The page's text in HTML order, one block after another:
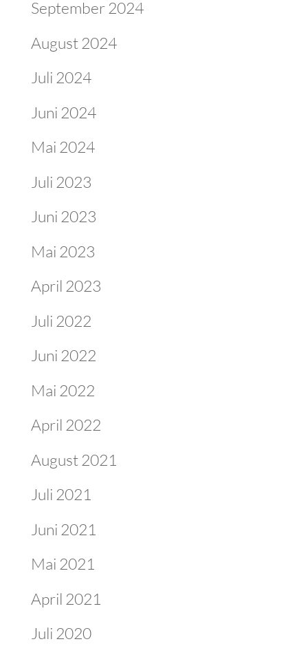
September 2024
August 2024
Juli 2024
Juni 2024
Mai 2024
Juli 2023
Juni 2023
Mai 2023
April 2023
Juli 2022
Juni 2022
Mai 2022
April 2022
August 2021
Juli 2021
Juni 2021
Mai 2021
April 2021
Juli 2020